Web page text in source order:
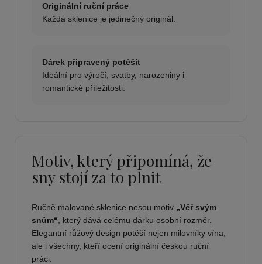
Originální ruční práce
Každá sklenice je jedinečný originál.
Dárek připravený potěšit
Ideální pro výročí, svatby, narozeniny i
romantické příležitosti.
Motiv, který připomíná, že
sny stojí za to plnit
Ručně malované sklenice nesou motiv „Věř svým
snům“ , který dává celému dárku osobní rozměr.
Elegantní růžový design potěší nejen milovníky vína,
ale i všechny, kteří ocení originální českou ruční
práci.